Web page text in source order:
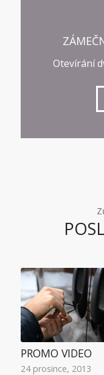
Otevírání
PROMO VIDEO
24 prosince, 2013